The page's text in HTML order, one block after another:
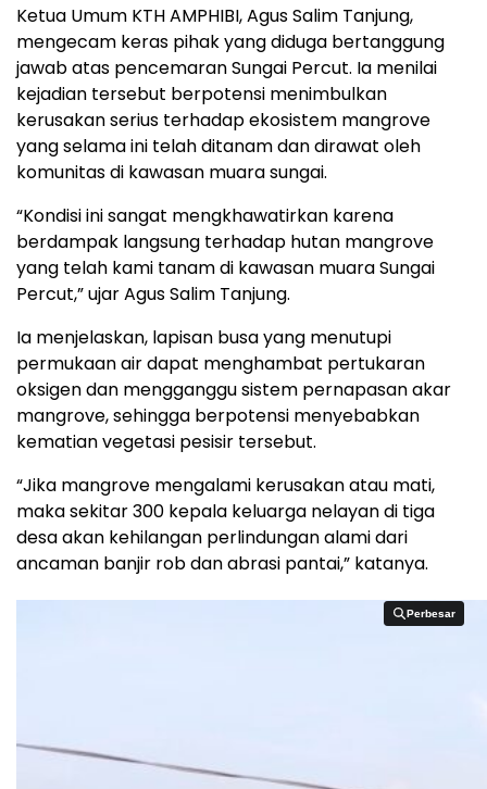
Ketua Umum KTH AMPHIBI, Agus Salim Tanjung,
mengecam keras pihak yang diduga bertanggung
jawab atas pencemaran Sungai Percut. Ia menilai
kejadian tersebut berpotensi menimbulkan
kerusakan serius terhadap ekosistem mangrove
yang selama ini telah ditanam dan dirawat oleh
komunitas di kawasan muara sungai.
“Kondisi ini sangat mengkhawatirkan karena
berdampak langsung terhadap hutan mangrove
yang telah kami tanam di kawasan muara Sungai
Percut,” ujar Agus Salim Tanjung.
Ia menjelaskan, lapisan busa yang menutupi
permukaan air dapat menghambat pertukaran
oksigen dan mengganggu sistem pernapasan akar
mangrove, sehingga berpotensi menyebabkan
kematian vegetasi pesisir tersebut.
“Jika mangrove mengalami kerusakan atau mati,
maka sekitar 300 kepala keluarga nelayan di tiga
desa akan kehilangan perlindungan alami dari
ancaman banjir rob dan abrasi pantai,” katanya.
Perbesar
Perbesar